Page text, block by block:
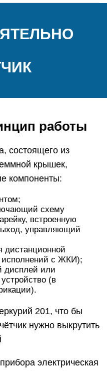
работы
состоящего из
крышек,
компоненты:
схему
встроенную
управляющий
дистанционной
исполнений с ЖКИ);
дисплей или
(в
201, что бы
нужно выкрутить
электрическая